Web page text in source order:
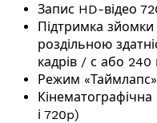
Запис HD-відео
Підтримка зйомки
роздільною
кадрів / с або 240
Режим «Таймлапс»
Кінематографічна
і 720p)